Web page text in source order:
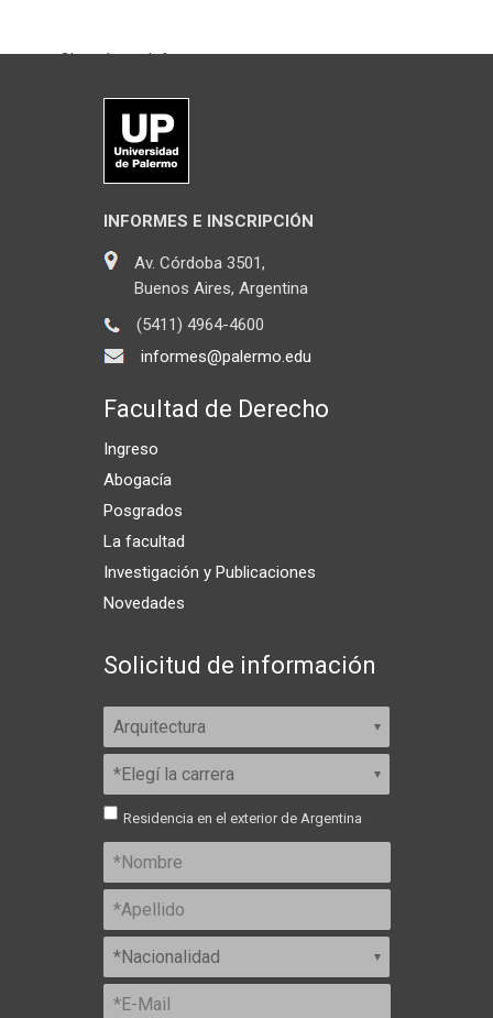
INFORMES E INSCRIPCIÓN
Av. Córdoba 3501,
Buenos Aires, Argentina
(5411) 4964-4600
informes@palermo.edu
Facultad de Derecho
Ingreso
Abogacía
Posgrados
La facultad
Investigación y Publicaciones
Novedades
Solicitud de información
Residencia en el exterior de Argentina
Chateá con Informes